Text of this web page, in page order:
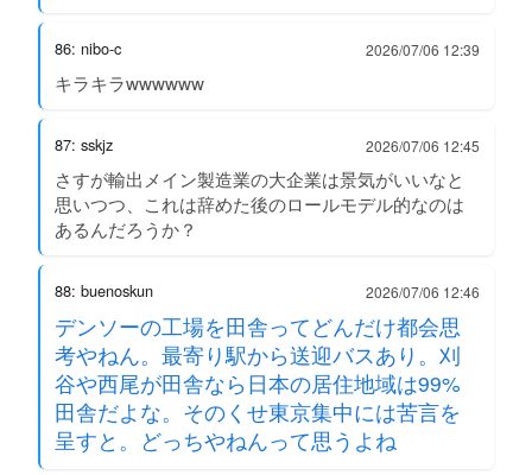
86: nibo-c 2026/07/06 12:39
キラキラwwwwww
87: sskjz 2026/07/06 12:45
さすが輸出メイン製造業の大企業は景気がいいなと
思いつつ、これは辞めた後のロールモデル的なのは
あるんだろうか？
88: buenoskun 2026/07/06 12:46
デンソーの工場を田舎ってどんだけ都会思
考やねん。最寄り駅から送迎バスあり。刈
谷や西尾が田舎なら日本の居住地域は99%
田舎だよな。そのくせ東京集中には苦言を
呈すと。どっちやねんって思うよね